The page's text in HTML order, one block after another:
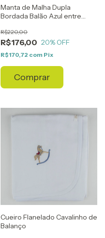
Manta de Malha Dupla
Bordada Balão Azul entre
R$176,00
R$220,00
20% OFF
R$170,72 com Pix
Comprar
Cueiro Flanelado Cavalinho de
Balanço